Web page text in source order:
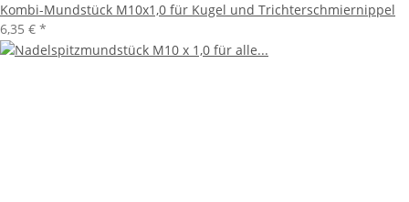
Kombi-Mundstück M10x1,0 für Kugel und Trichterschmiernippel
6,35 € *